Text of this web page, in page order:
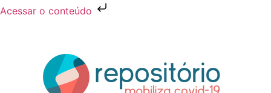
Acessar o conteúdo